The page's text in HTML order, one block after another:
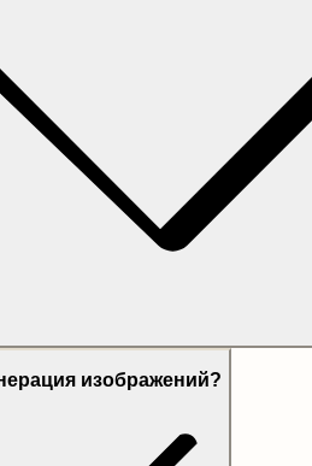
изображений?